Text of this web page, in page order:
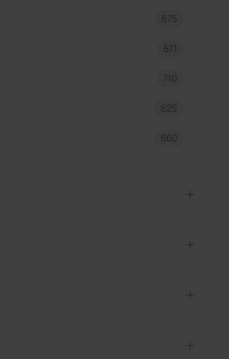
675
671
710
625
660